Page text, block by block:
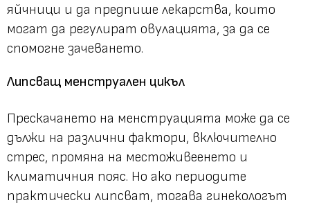
яйчници и да предпише лекарства, които
могат да регулират овулацията, за да се
спомогне зачеването.
Липсващ менструален цикъл
Прескачането на менструацията може да се
дължи на различни фактори, включително
стрес, промяна на местоживеенето и
климатичния пояс. Но ако периодите
практически липсват, тогава гинекологът